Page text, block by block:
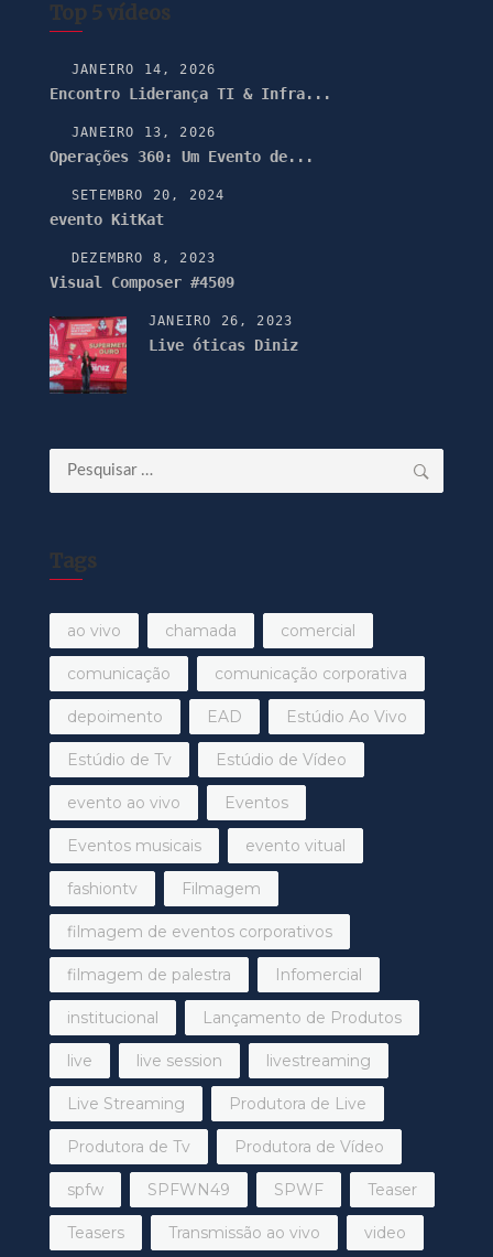
Top 5 vídeos
JANEIRO 14, 2026
Encontro Liderança TI & Infra...
JANEIRO 13, 2026
Operações 360: Um Evento de...
SETEMBRO 20, 2024
evento KitKat
DEZEMBRO 8, 2023
Visual Composer #4509
JANEIRO 26, 2023
Live óticas Diniz
Pesquisar
por:
Tags
ao vivo chamada comercial
comunicação comunicação corporativa
depoimento EAD Estúdio Ao Vivo
Estúdio de Tv Estúdio de Vídeo
evento ao vivo Eventos
Eventos musicais evento vitual
fashiontv Filmagem
filmagem de eventos corporativos
filmagem de palestra Infomercial
institucional Lançamento de Produtos
live live session livestreaming
Live Streaming Produtora de Live
Produtora de Tv Produtora de Vídeo
spfw SPFWN49 SPWF Teaser
Teasers Transmissão ao vivo video